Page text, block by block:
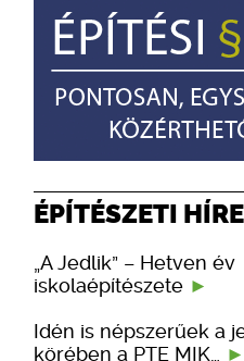
ÉPÍTÉSZETI
„A Jedlik” – Hetven év
iskolaépítészete
Idén is népszerűek a
körében a PTE MIK…